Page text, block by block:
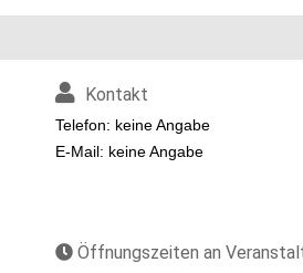
Kontakt
Telefon: keine Angabe
E-Mail: keine Angabe
Öffnungszeiten an